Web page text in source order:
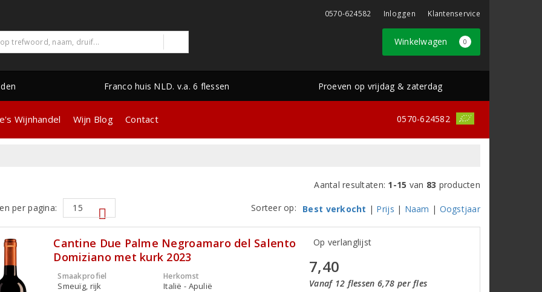
0570-624582 Inloggen Klantenservice
Winkelwagen 0
Franco huis NLD. v.a. 6 flessen Proeven op vrijdag & zaterdag
Wijnhandel Wijn Blog Contact 0570-624582
Aantal resultaten: 1-15 van 83 producten
per pagina:
Sorteer op: Best verkocht | Prijs | Naam | Oogstjaar
Cantine Due Palme Negroamaro del Salento
Domiziano met kurk 2023
Smaakprofiel
Smeuïg, rijk
Herkomst
Italië - Apulië
Op verlanglijst
7,40
Vanaf 12 flessen 6,78 per fles